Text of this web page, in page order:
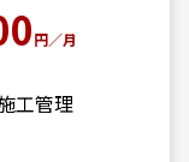
円／月
工管理